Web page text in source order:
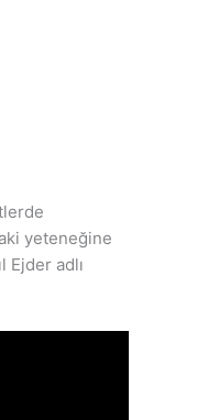
yeteneğine
Ejder adlı